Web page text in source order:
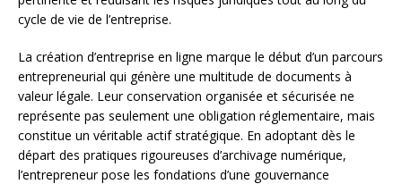
cycle de vie de l’entreprise.
La création d’entreprise en ligne marque le début d’un parcours
entrepreneurial qui génère une multitude de documents à
valeur légale. Leur conservation organisée et sécurisée ne
représente pas seulement une obligation réglementaire, mais
constitue un véritable actif stratégique. En adoptant dès le
départ des pratiques rigoureuses d’archivage numérique,
l’entrepreneur pose les fondations d’une gouvernance